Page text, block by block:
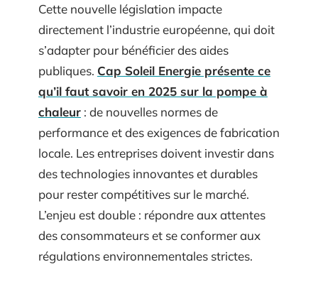
Cette nouvelle législation impacte
directement l’industrie européenne, qui doit
s’adapter pour bénéficier des aides
publiques. Cap Soleil Energie présente ce
qu’il faut savoir en 2025 sur la pompe à
chaleur : de nouvelles normes de
performance et des exigences de fabrication
locale. Les entreprises doivent investir dans
des technologies innovantes et durables
pour rester compétitives sur le marché.
L’enjeu est double : répondre aux attentes
des consommateurs et se conformer aux
régulations environnementales strictes.